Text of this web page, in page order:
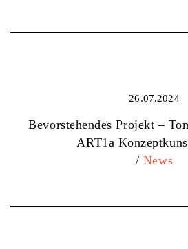
26.07.2024
Bevorstehendes Projekt –
ART1a
/ News